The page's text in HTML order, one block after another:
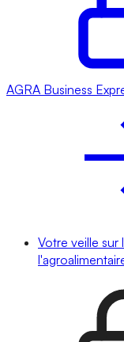
AGRA Business
Votre veille sur